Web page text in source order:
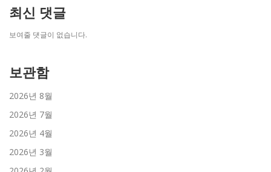
최신 댓글
보여줄 댓글이 없습니다.
보관함
2026년 8월
2026년 7월
2026년 4월
2026년 3월